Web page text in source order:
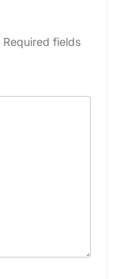
Required fields